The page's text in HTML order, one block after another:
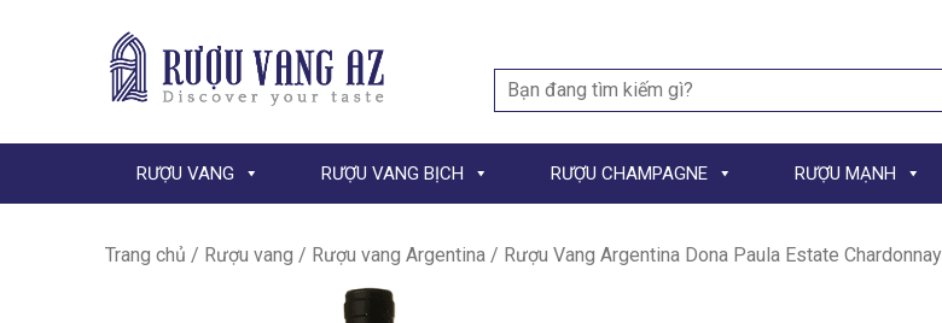
Search
for:
RƯỢU VANG RƯỢU VANG BỊCH RƯỢU CHAMPAGNE RƯỢU MẠNH
Trang chủ / Rượu vang / Rượu vang Argentina / Rượu Vang Argentina Dona Paula Estate Chardonnay